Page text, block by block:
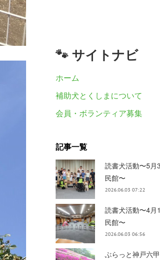
🐾 サイトナビ
ホーム
補助犬とくしまについて
会員・ボランティア募集
記事一覧
読書犬活動〜5月
民館〜
2026.06.03 07:22
読書犬活動〜4月
民館〜
2026.06.03 06:56
ぶらっと神戸六